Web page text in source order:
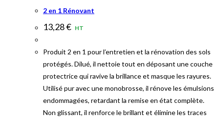
2 en 1 Rénovant
13,28€ HT
Produit 2 en 1 pour l’entretien et la rénovation des sols
protégés. Dilué, il nettoie tout en déposant une couche
protectrice qui ravive la brillance et masque les rayures.
Utilisé pur avec une monobrosse, il rénove les émulsions
endommagées, retardant la remise en état complète.
Non glissant, il renforce le brillant et élimine les traces